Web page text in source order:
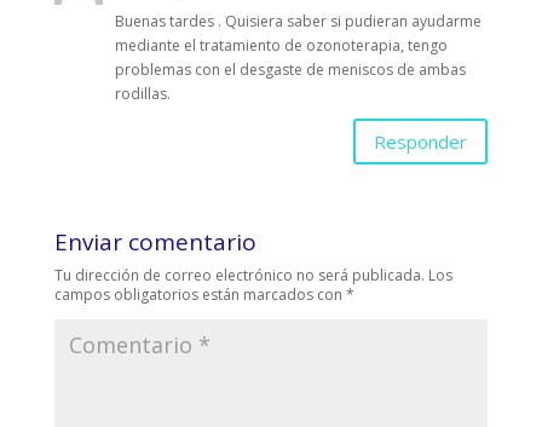
Buenas tardes . Quisiera saber si pudieran ayudarme
mediante el tratamiento de ozonoterapia, tengo
problemas con el desgaste de meniscos de ambas
rodillas.
Responder
Enviar comentario
Tu dirección de correo electrónico no será publicada. Los
campos obligatorios están marcados con *